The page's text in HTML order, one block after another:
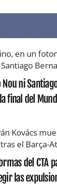
ni
final del
del CTA
las